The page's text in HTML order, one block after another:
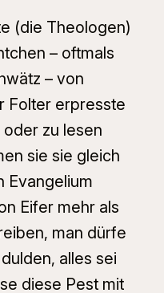
(die Theologen)
– oftmals
– von
Folter erpresste
zu lesen
sie sie gleich
Evangelium
Eifer mehr als
man dürfe
alles sei
diese Pest mit